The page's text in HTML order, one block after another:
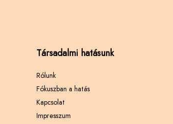
Társadalmi hatásunk
Rólunk
Fókuszban a hatás
Kapcsolat
Impresszum